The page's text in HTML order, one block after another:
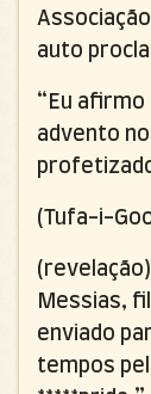
auto
“Eu afirmo
advento
(Tufa-i-
Messias,
enviado
tempos